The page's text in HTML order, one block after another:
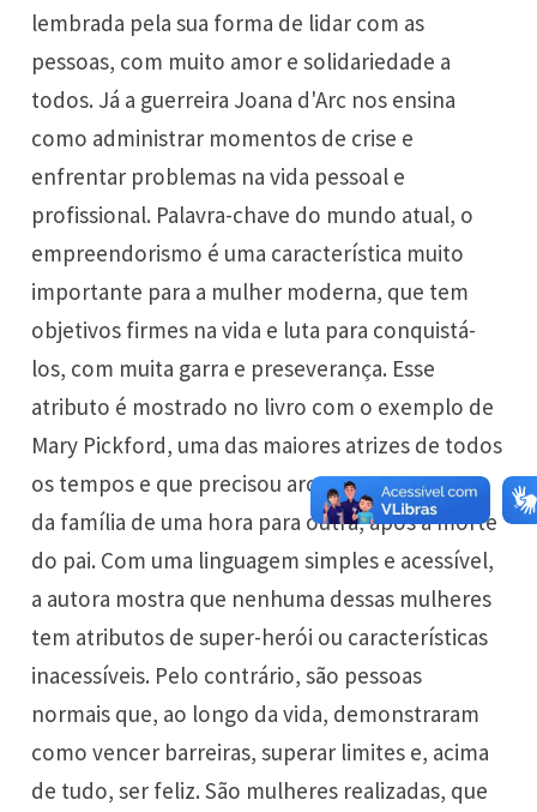
lembrada pela sua forma de lidar com as
pessoas, com muito amor e solidariedade a
todos. Já a guerreira Joana d'Arc nos ensina
como administrar momentos de crise e
enfrentar problemas na vida pessoal e
profissional. Palavra-chave do mundo atual, o
empreendorismo é uma característica muito
importante para a mulher moderna, que tem
objetivos firmes na vida e luta para conquistá-
los, com muita garra e preseverança. Esse
atributo é mostrado no livro com o exemplo de
Mary Pickford, uma das maiores atrizes de todos
os tempos e que precisou arcar com as contas
da família de uma hora para outra, após a morte
do pai. Com uma linguagem simples e acessível,
a autora mostra que nenhuma dessas mulheres
tem atributos de super-herói ou características
inacessíveis. Pelo contrário, são pessoas
normais que, ao longo da vida, demonstraram
como vencer barreiras, superar limites e, acima
de tudo, ser feliz. São mulheres realizadas, que